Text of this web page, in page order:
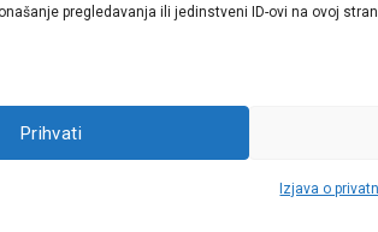
pregledavanja ili jedinstveni ID-ovi na ovoj
Prihvati
Izjava o
Sva prava pridržana © 2021